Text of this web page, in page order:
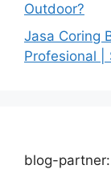
Outdoor?
Jasa Coring
Profesional |
blog-partner: